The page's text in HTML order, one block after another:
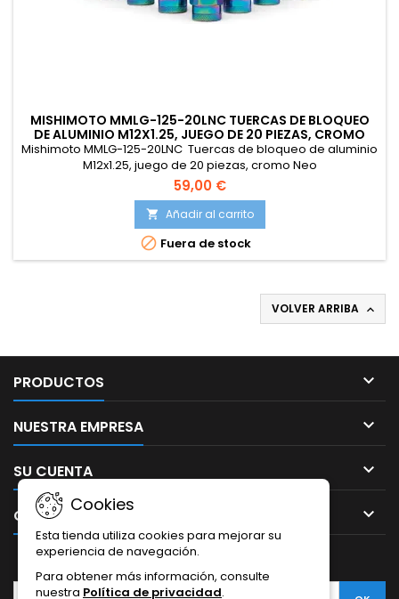
MISHIMOTO MMLG-125-20LNC TUERCAS DE BLOQUEO
DE ALUMINIO M12X1.25, JUEGO DE 20 PIEZAS, CROMO
NEO
Mishimoto MMLG-125-20LNC Tuercas de bloqueo de aluminio
M12x1.25, juego de 20 piezas, cromo Neo
59,00 €
 Añadir al carrito
 Fuera de stock
VOLVER ARRIBA 
PRODUCTOS 
NUESTRA EMPRESA 
SU CUENTA 
CONTACTO 
Cookies
Esta tienda utiliza cookies para mejorar su
experiencia de navegación.
Para obtener más información, consulte
nuestra Política de privacidad.
BOLETÍN